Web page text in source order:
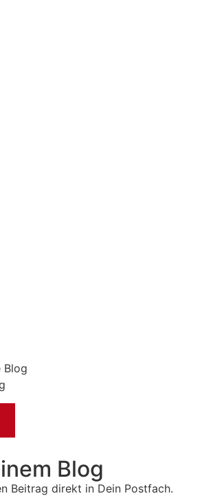
Blog
Blog
Beitrag direkt in Dein Postfach.